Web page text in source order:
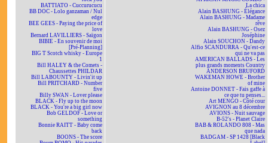
BATTIATO - Cuccurucucu
BB DOC - Lolo ganzaman / Nul
edge
BEE GEES - Paying the price of
love
Bernard LAVILLIERS - Saïgon
BIBIE - En souvenir de moi
[Pré-Planning]
BIG T Scotch whisky - Europe
1
Bill HALEY & the Comets -
Chaussettes PHILDAR
Bill LABOUNTY - Livin'it up
Bill PRITCHARD - Number
five
Billy SWAN - Lover please
BLACK - Fly up to the moon
BLACK - You're a big girl now
Bob GELDOF - Love or
something
Bonnie RAITT - Baby come
back
BOONS - The score
La chica
Alain BASHUNG - Élégance
Alain BASHUNG - Madame
rêve
Alain BASHUNG - Osez
Joséphine
Alain SOUCHON - Dandy
Alfio SCANDURRA - Qu'est-ce
qui ne va pas
AMERICAN BALLADS - Les
plus grands moments Country
ANDERSON BRUFORD
WAKEMAN HOWE - Brother
of mine
Antoine DONNET - Fais gaffe à
ce que tu penses...
Art MENGO - Côté cour
AVIGNON au 8 décembre
AVIONS - Nuit sauvage
B-52's - Planet Claire
BAB & ROLANDO 808 - Mas
que nada
BADGAM - SP 1428 [Black